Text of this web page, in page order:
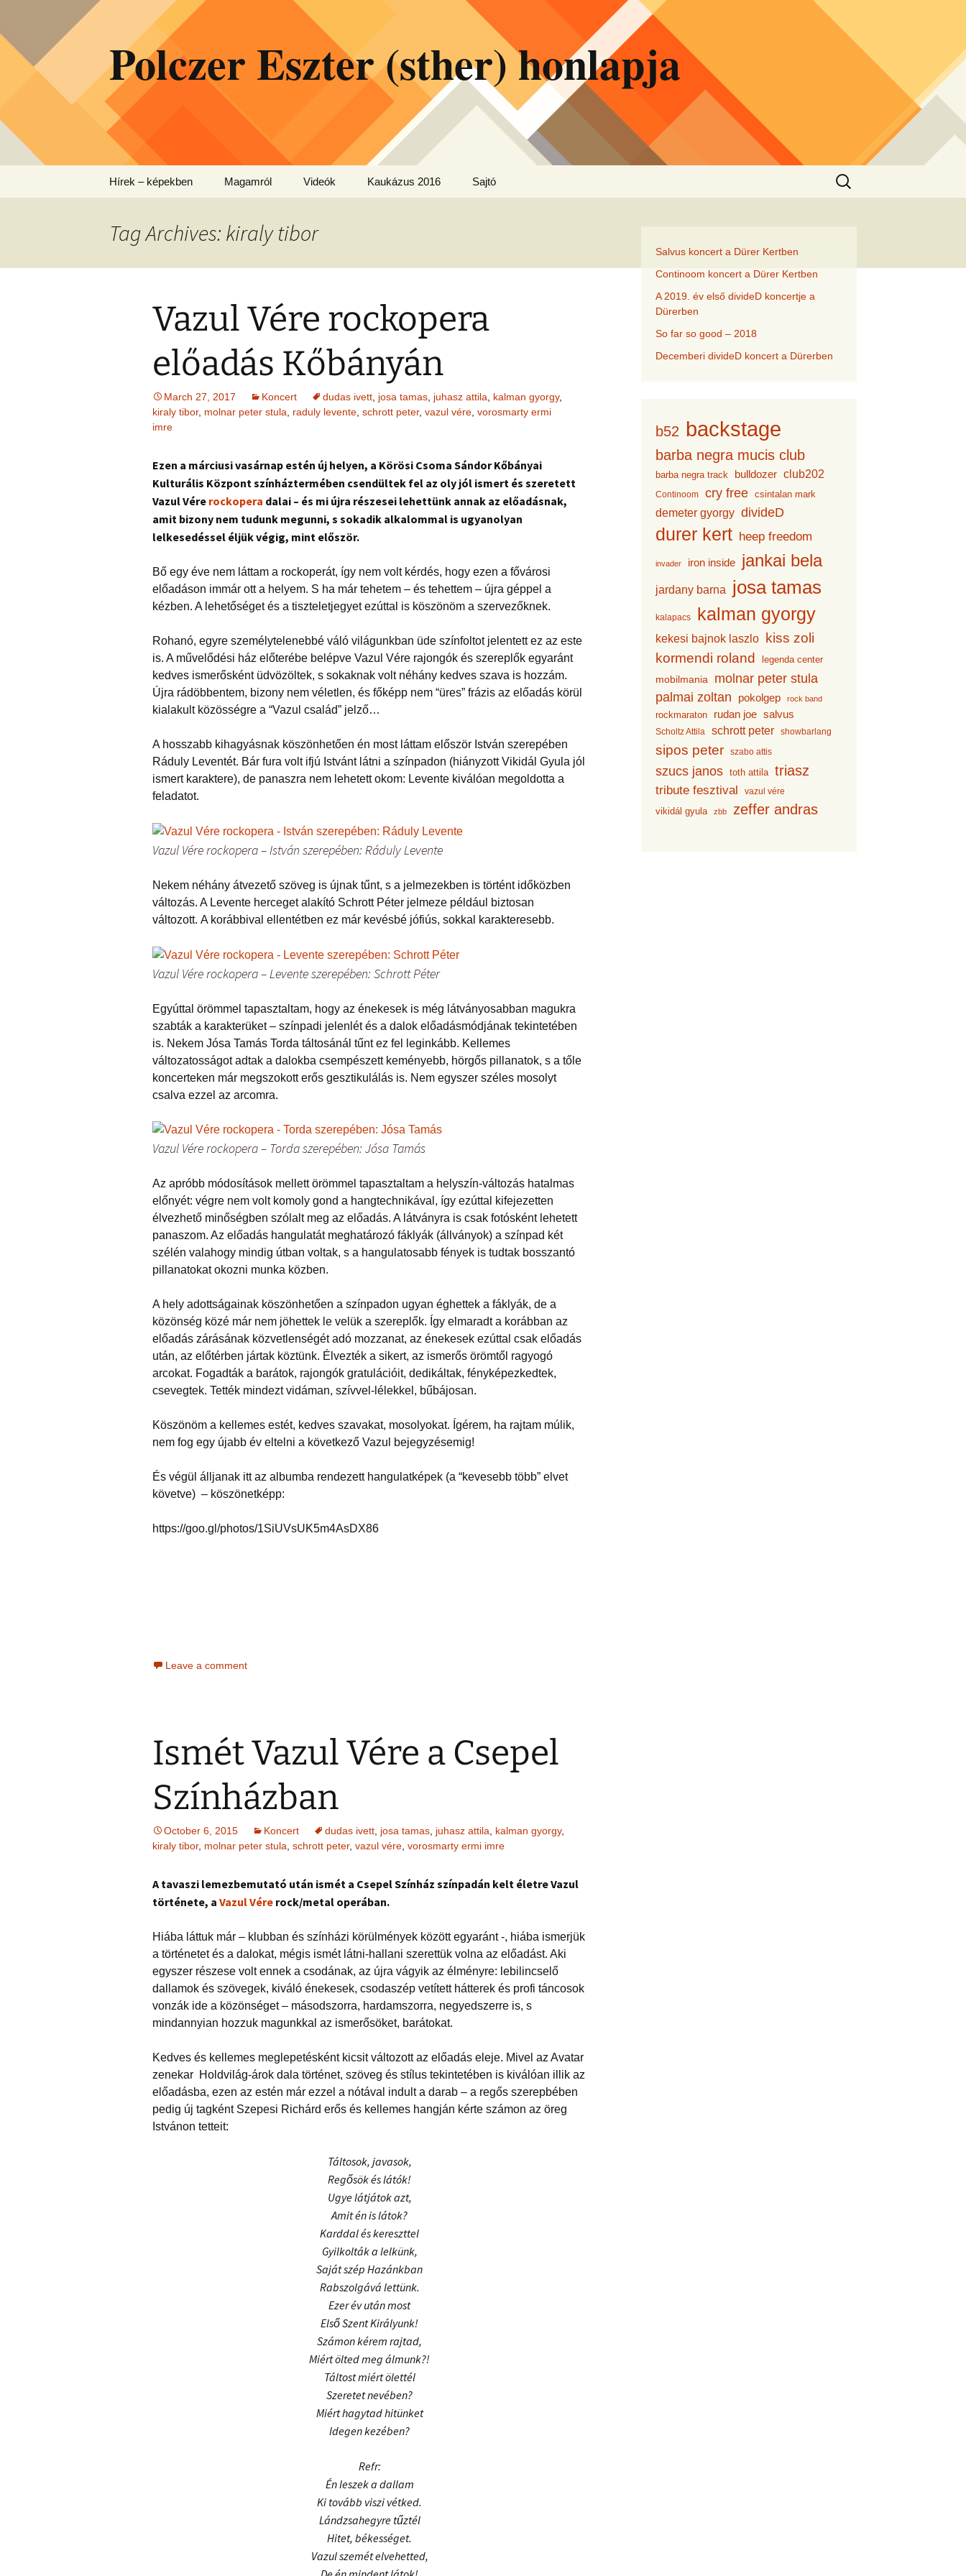
content
Polczer Eszter (sther) honlapja
Hírek – képekben Magamról Videók Kaukázus 2016 Sajtó
Search
for:
Tag Archives: kiraly tibor
Vazul Vére rockopera
előadás Kőbányán
March 27, 2017 Koncert dudas ivett josa tamas juhasz attila kalman gyorgy,
kiraly tibor, molnar peter stula raduly levente schrott peter, vazul vére vorosmarty ermi
imre
Ezen a márciusi vasárnap estén új helyen, a Körösi Csoma Sándor Kőbányai
Kulturális Központ színháztermében csendültek fel az oly jól ismert és szeretett
Vazul Vére rockopera dalai – és mi újra részesei lehettünk annak az előadásnak,
amit bizony nem tudunk megunni, s sokadik alkalommal is ugyanolyan
lelkesedéssel éljük végig, mint először.
Bő egy éve nem láttam a rockoperát, így nem volt kérdés, hogy ezen a fővárosi
előadáson immár ott a helyem. S ha már tehetem – és tehettem – újra géppel a
kézben. A lehetőséget és a tiszteletjegyet ezúttal is köszönöm a szervezőknek.
Rohanó, egyre személytelenebbé váló világunkban üde színfoltot jelentett ez az este
is. A művelődési ház előterébe belépve Vazul Vére rajongók és szereplők egyaránt
kedves ismerősként üdvözöltek, s sokaknak volt néhány kedves szava is hozzám.
Újra rádöbbentem, bizony nem véletlen, és főképp nem “üres” frázis az előadás körül
kialakult közösségre a “Vazul család” jelző…
A hosszabb kihagyásnak köszönhetően én most láttam először István szerepében
Ráduly Leventét. Bár fura volt ifjú Istvánt látni a színpadon (hiányzott Vikidál Gyula jól
ismert karaktere), de panaszra nem lehetett okom: Levente kiválóan megoldotta a
feladatot.
Vazul Vére rockopera – István szerepében: Ráduly Levente
Nekem néhány átvezető szöveg is újnak tűnt, s a jelmezekben is történt időközben
változás. A Levente herceget alakító Schrott Péter jelmeze például biztosan
változott. A korábbival ellentétben ez már kevésbé jófiús, sokkal karakteresebb.
Vazul Vére rockopera – Levente szerepében: Schrott Péter
Egyúttal örömmel tapasztaltam, hogy az énekesek is még látványosabban magukra
szabták a karakterüket – színpadi jelenlét és a dalok előadásmódjának tekintetében
is. Nekem Jósa Tamás Torda táltosánál tűnt ez fel leginkább. Kellemes
változatosságot adtak a dalokba csempészett keményebb, hörgős pillanatok, s a tőle
koncerteken már megszokott erős gesztikulálás is. Nem egyszer széles mosolyt
csalva ezzel az arcomra.
Vazul Vére rockopera – Torda szerepében: Jósa Tamás
Az apróbb módosítások mellett örömmel tapasztaltam a helyszín-változás hatalmas
előnyét: végre nem volt komoly gond a hangtechnikával, így ezúttal kifejezetten
élvezhető minőségben szólalt meg az előadás. A látványra is csak fotósként lehetett
panaszom. Az előadás hangulatát meghatározó fáklyák (állványok) a színpad két
szélén valahogy mindig útban voltak, s a hangulatosabb fények is tudtak bosszantó
pillanatokat okozni munka közben.
A hely adottságainak köszönhetően a színpadon ugyan éghettek a fáklyák, de a
közönség közé már nem jöhettek le velük a szereplők. Így elmaradt a korábban az
előadás zárásának közvetlenségét adó mozzanat, az énekesek ezúttal csak előadás
után, az előtérben jártak köztünk. Élvezték a sikert, az ismerős örömtől ragyogó
arcokat. Fogadták a barátok, rajongók gratulációit, dedikáltak, fényképezkedtek,
csevegtek. Tették mindezt vidáman, szívvel-lélekkel, bűbájosan.
Köszönöm a kellemes estét, kedves szavakat, mosolyokat. Ígérem, ha rajtam múlik,
nem fog egy újabb év eltelni a következő Vazul bejegyzésemig!
És végül álljanak itt az albumba rendezett hangulatképek (a “kevesebb több” elvet
követve) – köszönetképp:
https://goo.gl/photos/1SiUVsUK5m4AsDX86
Leave a comment
Ismét Vazul Vére a Csepel
Színházban
October 6, 2015 Koncert dudas ivett, josa tamas, juhasz attila, kalman gyorgy,
kiraly tibor, molnar peter stula, schrott peter, vazul vére, vorosmarty ermi imre
A tavaszi lemezbemutató után ismét a Csepel Színház színpadán kelt életre Vazul
története, a Vazul Vére rock/metal operában.
Hiába láttuk már – klubban és színházi körülmények között egyaránt -, hiába ismerjük
a történetet és a dalokat, mégis ismét látni-hallani szerettük volna az előadást. Aki
egyszer részese volt ennek a csodának, az újra vágyik az élményre: lebilincselő
dallamok és szövegek, kiváló énekesek, csodaszép vetített hátterek és profi táncosok
vonzák ide a közönséget – másodszorra, hardamszorra, negyedszerre is, s
mindannyian hozzuk magunkkal az ismerősöket, barátokat.
Kedves és kellemes meglepetésként kicsit változott az előadás eleje. Mivel az Avatar
zenekar Holdvilág-árok dala történet, szöveg és stílus tekintetében is kiválóan illik az
előadásba, ezen az estén már ezzel a nótával indult a darab – a regős szerepbében
pedig új tagként Szepesi Richárd erős és kellemes hangján kérte számon az öreg
Istvánon tetteit:
Táltosok, javasok,
Regősök és látók!
Ugye látjátok azt,
Amit én is látok?
Karddal és kereszttel
Gyilkolták a lelkünk,
Saját szép Hazánkban
Rabszolgává lettünk.
Ezer év után most
Első Szent Királyunk!
Számon kérem rajtad,
Miért ölted meg álmunk?!
Táltost miért ölettél
Szeretet nevében?
Miért hagytad hitünket
Idegen kezében?
Refr:
Én leszek a dallam
Ki tovább viszi vétked.
Lándzsahegyre tűztél
Hitet, békességet.
Vazul szemét elvehetted,
Salvus koncert a Dürer Kertben
Continoom koncert a Dürer Kertben
A 2019. év első divideD koncertje a
Dürerben
So far so good – 2018
Decemberi divideD koncert a Dürerben
b52 backstage
barba negra mucis club
barba negra track bulldozer club202
Continoom cry free csintalan mark
demeter gyorgy divideD
durer kert heep freedom
invader iron inside jankai bela
jardany barna josa tamas
kalapacs kalman gyorgy
kekesi bajnok laszlo kiss zoli
kormendi roland legenda center
mobilmania molnar peter stula
palmai zoltan pokolgep rock band
rockmaraton rudan joe salvus
Scholtz Attila schrott peter showbarlang
sipos peter szabo attis
szucs janos toth attila triasz
tribute fesztival vazul vére
vikidál gyula zbb zeffer andras